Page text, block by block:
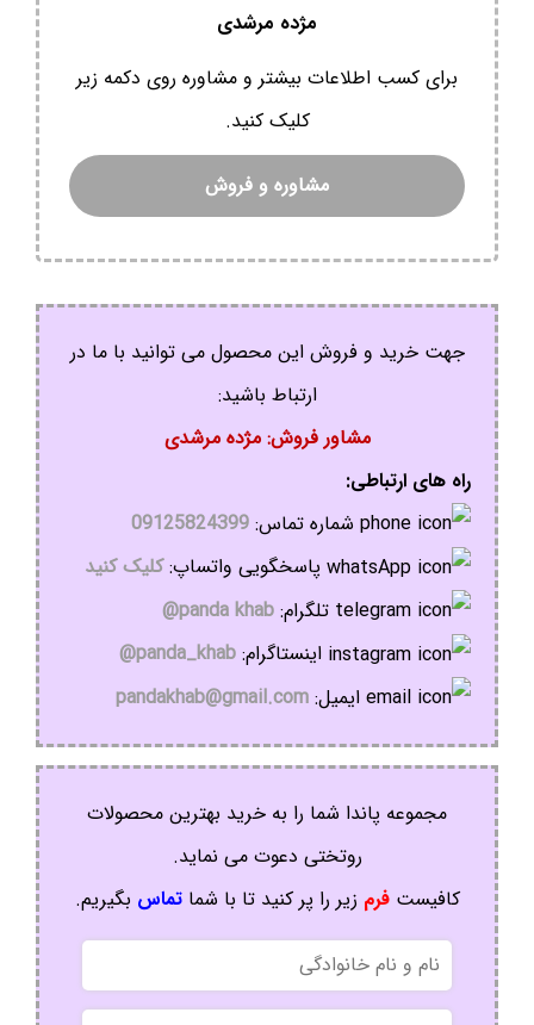
مژده مرشدی
برای کسب اطلاعات بیشتر و مشاوره روی دکمه زیر
کلیک کنید.
مشاوره و فروش
جهت خرید و فروش این محصول می توانید با ما در
ارتباط باشید:
مشاور فروش: مژده مرشدی
راه های ارتباطی:
شماره تماس: 09125824399
پاسخگویی واتساپ:کلیک کنید
تلگرام: panda khab@
اینستاگرام: panda_khab@
ایمیل: pandakhab@gmail.com
مجموعه پاندا شما را به خرید بهترین محصولات
روتختی دعوت می نماید.
کافیستفرم زیر را پر کنید تا با شماتماس بگیریم.
نام
و
نام